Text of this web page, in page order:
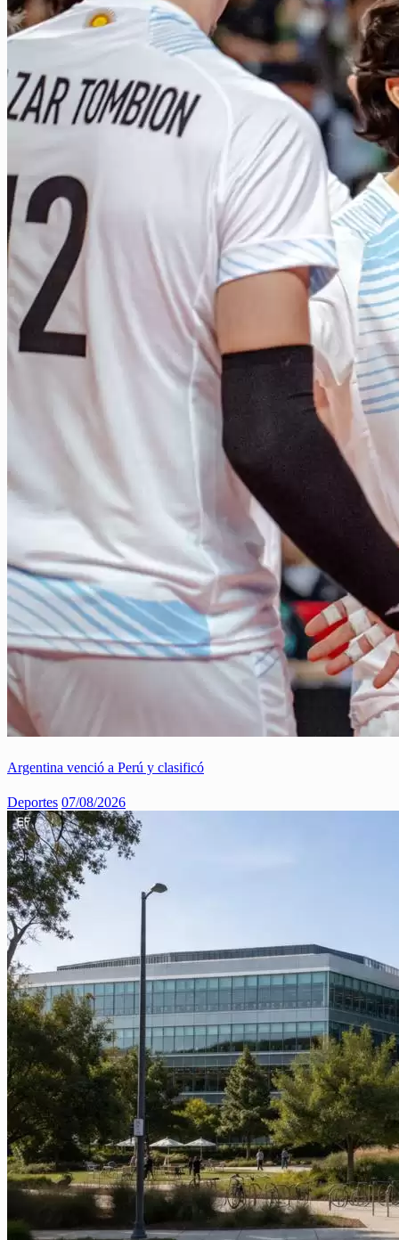
Argentina venció a Perú y clasificó
Deportes 07/08/2026